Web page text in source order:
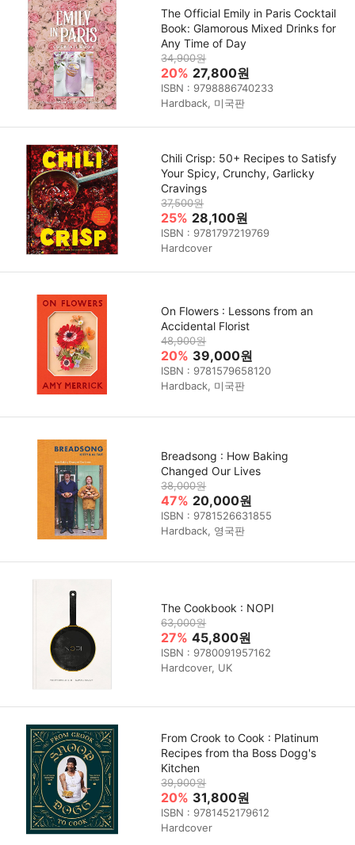
The Official Emily in Paris Cocktail
Book: Glamorous Mixed Drinks for
Any Time of Day
34,900원
20% 27,800원
ISBN : 9798886740233
Hardback, 미국판
Chili Crisp: 50+ Recipes to Satisfy
Your Spicy, Crunchy, Garlicky
Cravings
37,500원
25% 28,100원
ISBN : 9781797219769
Hardcover
On Flowers : Lessons from an
Accidental Florist
48,900원
20% 39,000원
ISBN : 9781579658120
Hardback, 미국판
Breadsong : How Baking
Changed Our Lives
38,000원
47% 20,000원
ISBN : 9781526631855
Hardback, 영국판
The Cookbook : NOPI
63,000원
27% 45,800원
ISBN : 9780091957162
Hardcover, UK
From Crook to Cook : Platinum
Recipes from tha Boss Dogg's
Kitchen
39,900원
20% 31,800원
ISBN : 9781452179612
Hardcover